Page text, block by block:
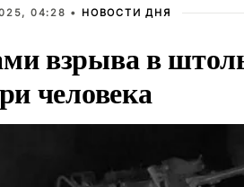
04:28 • НОВОСТИ ДНЯ
взрыва в
человека